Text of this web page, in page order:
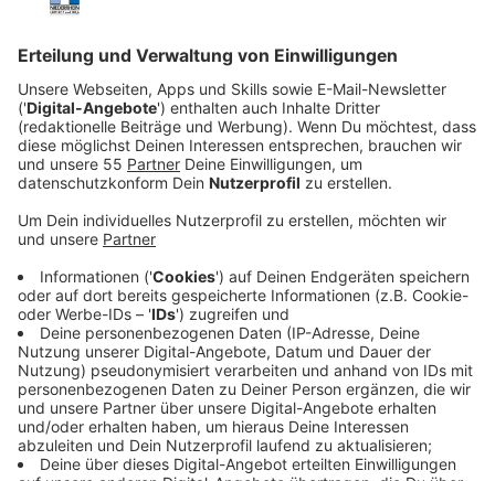
Anzeige
Neue Verkehrsregelung auf der
Kleinbahnstraße
In Kempen gibt es ab heute, dem 21. Mai, einen neuen
Verkehrsengpass. Nach Angaben der Stadt wurde auf
einem Teil der Kleinbahnstraße eine
Einbahnstraßenregelung eingerichtet. Betroffen ist
der Abschnitt zwischen der Kerkender Straße und dem
Kreisverkehr Otto-Schott-Straße. Grund sind
Bauarbeiten im Auftrag der Stadtwerke Kempen. Dort
werden Leitungen verlegt.